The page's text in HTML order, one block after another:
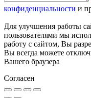
конфиденциальности и
Для улучшения работы
пользователями мы
работу с сайтом, Вы
Вы всегда можете
Вашего браузера
Согласен